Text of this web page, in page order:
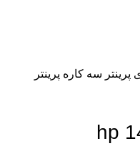
پرینتر سه کاره پرینتر